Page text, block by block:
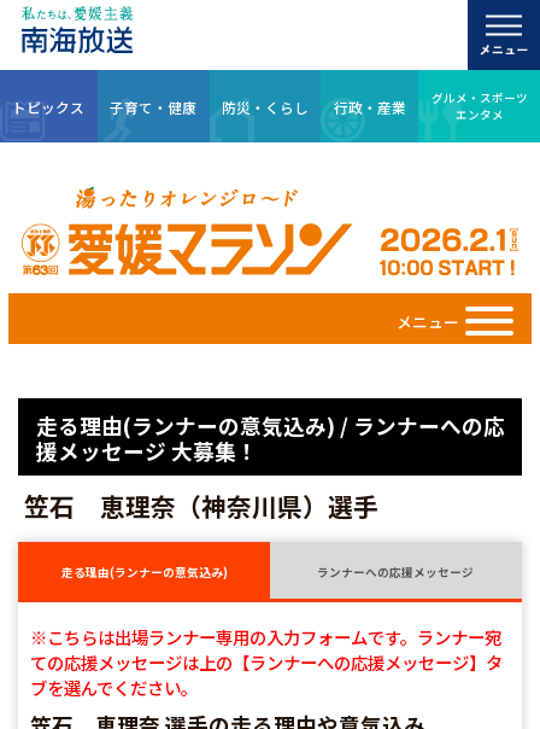
トピックス 子育て・健康 防災・くらし 行政・産業
グルメ・スポーツ
エンタメ
メニュー
走る理由(ランナーの意気込み) / ランナーへの応
援メッセージ 大募集！
笠石 恵理奈（神奈川県）選手
走る理由(ランナーの意気込み) ランナーへの応援メッセージ
※こちらは出場ランナー専用の入力フォームです。ランナー宛
ての応援メッセージは上の【ランナーへの応援メッセージ】タ
ブを選んでください。